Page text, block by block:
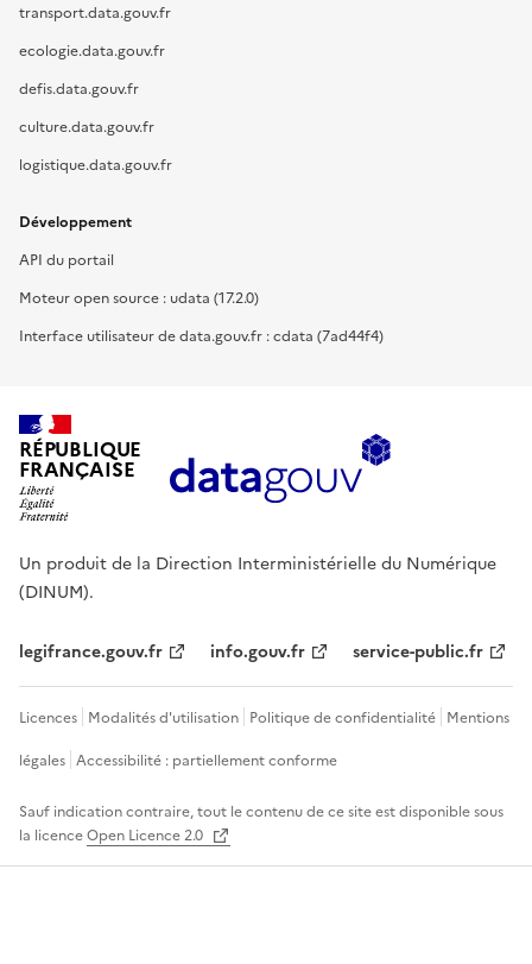
transport.data.gouv.fr
ecologie.data.gouv.fr
defis.data.gouv.fr
culture.data.gouv.fr
logistique.data.gouv.fr
Développement
API du portail
Moteur open source : udata (17.2.0)
Interface utilisateur de data.gouv.fr : cdata (7ad44f4)
RÉPUBLIQUE
FRANÇAISE
Un produit de la Direction Interministérielle du Numérique
(DINUM).
legifrance.gouv.fr info.gouv.fr service-public.fr
Licences Modalités d'utilisation Politique de confidentialité Mentions
légales Accessibilité : partiellement conforme
Sauf indication contraire, tout le contenu de ce site est disponible sous
la licenceOpen Licence 2.0